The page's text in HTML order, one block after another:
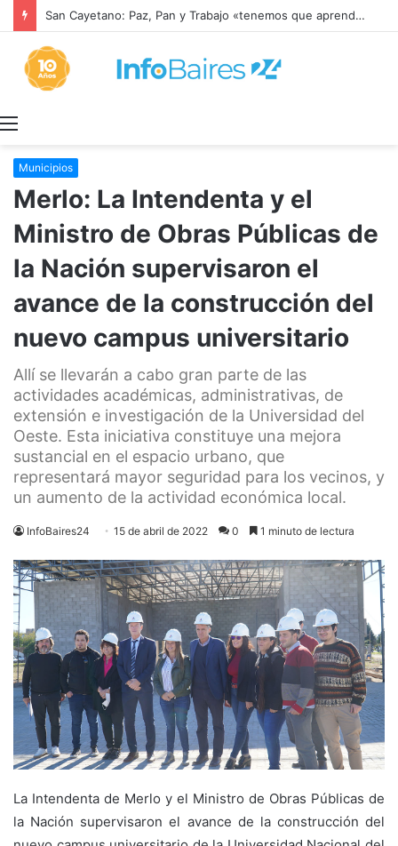
San Cayetano: Paz, Pan y Trabajo «tenemos que aprender a dialogar y a tratarnos bien» Mons. García Cuerva
Municipios
Merlo: La Intendenta y el
Ministro de Obras Públicas de
la Nación supervisaron el
avance de la construcción del
nuevo campus universitario
Allí se llevarán a cabo gran parte de las
actividades académicas, administrativas, de
extensión e investigación de la Universidad del
Oeste. Esta iniciativa constituye una mejora
sustancial en el espacio urbano, que
representará mayor seguridad para los vecinos, y
un aumento de la actividad económica local.
InfoBaires24 15 de abril de 2022 0 1 minuto de lectura
La Intendenta de Merlo y el Ministro de Obras Públicas de
la Nación supervisaron el avance de la construcción del